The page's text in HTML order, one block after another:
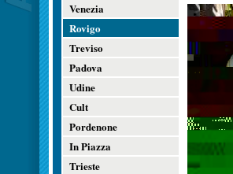
Venezia
Rovigo
Treviso
Padova
Udine
Cult
Pordenone
In Piazza
Trieste